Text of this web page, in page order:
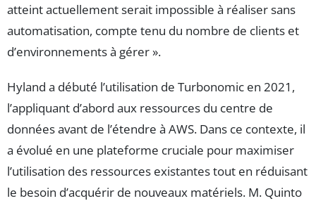
atteint actuellement serait impossible à réaliser sans
automatisation, compte tenu du nombre de clients et
d’environnements à gérer ».
Hyland a débuté l’utilisation de Turbonomic en 2021,
l’appliquant d’abord aux ressources du centre de
données avant de l’étendre à AWS. Dans ce contexte, il
a évolué en une plateforme cruciale pour maximiser
l’utilisation des ressources existantes tout en réduisant
le besoin d’acquérir de nouveaux matériels. M. Quinto